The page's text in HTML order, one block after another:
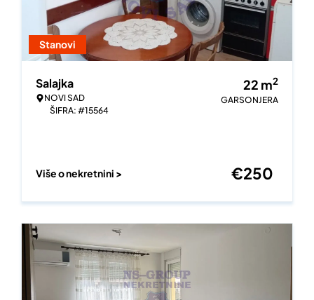
Stanovi
Salajka
NOVI SAD
ŠIFRA: #15564
22 m2
GARSONJERA
Više o nekretnini > €250